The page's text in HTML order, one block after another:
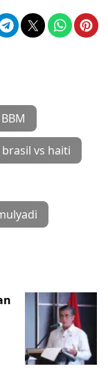
BBM
brasil vs haiti